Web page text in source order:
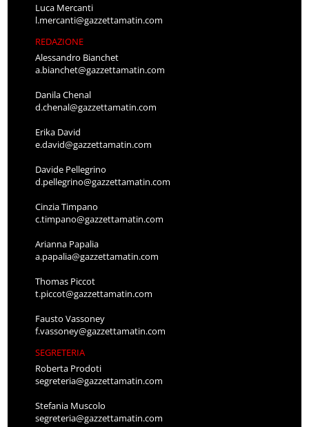
Luca Mercanti
l.mercanti@gazzettamatin.com
REDAZIONE
Alessandro Bianchet
a.bianchet@gazzettamatin.com
Danila Chenal
d.chenal@gazzettamatin.com
Erika David
e.david@gazzettamatin.com
Davide Pellegrino
d.pellegrino@gazzettamatin.com
Cinzia Timpano
c.timpano@gazzettamatin.com
Arianna Papalia
a.papalia@gazzettamatin.com
Thomas Piccot
t.piccot@gazzettamatin.com
Fausto Vassoney
f.vassoney@gazzettamatin.com
SEGRETERIA
Roberta Prodoti
segreteria@gazzettamatin.com
Stefania Muscolo
segreteria@gazzettamatin.com